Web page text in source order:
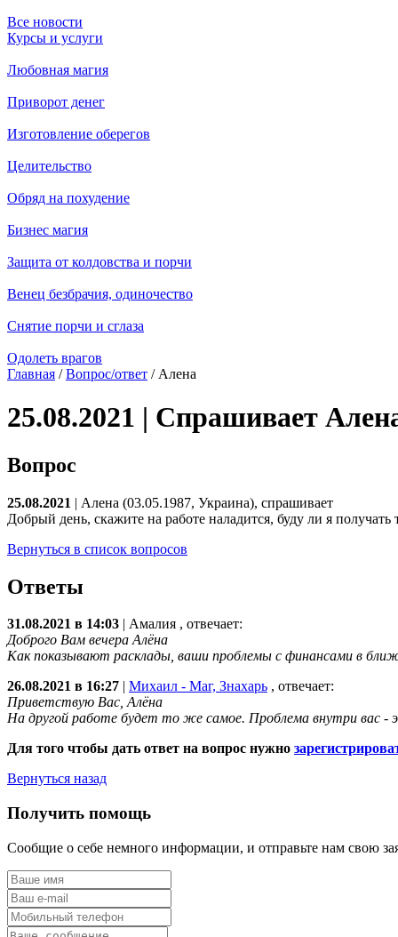
Все новости
Курсы и услуги
Любовная магия
Приворот денег
Изготовление оберегов
Целительство
Обряд на похудение
Бизнес магия
Защита от колдовства и порчи
Венец безбрачия, одиночество
Снятие порчи и сглаза
Одолеть врагов
Главная /Вопрос/ответ / Алена
25.08.2021 | Спрашивает
Вопрос
25.08.2021 | Алена (03.05.1987, Украина), спрашивает
Добрый день, скажите на работе наладится, буду ли я
Вернуться в список вопросов
Ответы
31.08.2021 в 14:03 Амалия , отвечает:
Доброго Вам вечера Алёна
Как показывают расклады, ваши проблемы с финансами в
26.08.2021 в 16:27
Михаил - Маг, Знахарь , отвечает:
Приветствую Вас, Алёна
На другой работе будет то же самое. Проблема внутри вас -
Для того чтобы дать ответ на вопрос нужно
Вернуться назад
Получить помощь
Сообщие о себе немного информации, и отправьте нам свою